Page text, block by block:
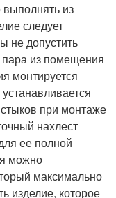
из
следует
не допустить
пара из помещения
монтируется
при монтаже
нахлест
ее полной
можно
максимально
изделие, которое